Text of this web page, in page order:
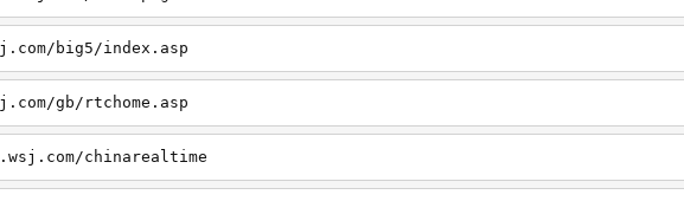
big5/index.asp
gb/rtchome.asp
chinarealtime